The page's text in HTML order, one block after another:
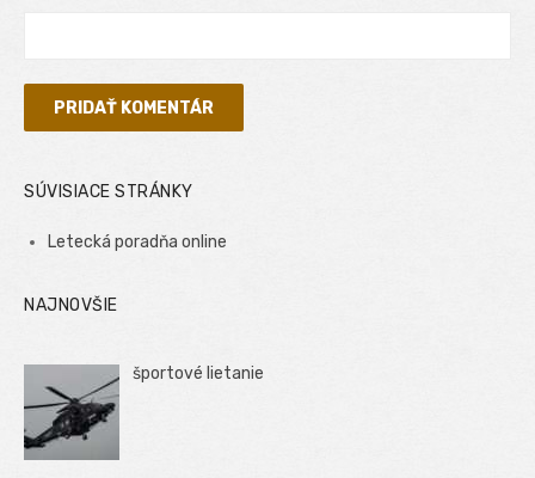
SÚVISIACE STRÁNKY
Letecká poradňa online
NAJNOVŠIE
športové lietanie